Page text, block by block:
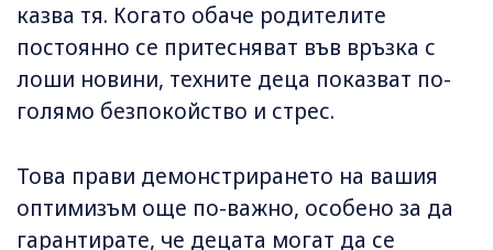
казва тя. Когато обаче родителите
постоянно се притесняват във връзка с
лоши новини, техните деца показват по-
голямо безпокойство и стрес.
Това прави демонстрирането на вашия
оптимизъм още по-важно, особено за да
гарантирате, че децата могат да се